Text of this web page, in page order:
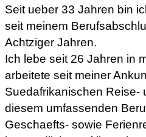
Seit ueber 33 Jahren bin
seit meinem
Achtziger Jahren.
Ich lebe seit 26 Jahren in
arbeitete seit meiner
Suedafrikanischen Reise-
diesem umfassenden
Geschaefts- sowie